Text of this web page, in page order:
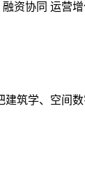
融资协同 运营
筑学、空间